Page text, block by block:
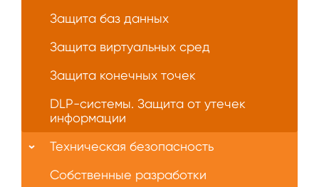
Защита баз данных
Защита виртуальных сред
Защита конечных точек
DLP-системы. Защита от утечек
информации
Техническая безопасность
Собственные разработки